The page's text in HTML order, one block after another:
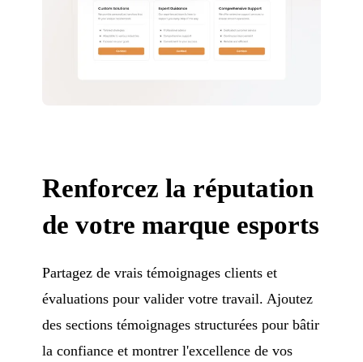
Renforcez la réputation
de votre marque esports
Partagez de vrais témoignages clients et
évaluations pour valider votre travail. Ajoutez
des sections témoignages structurées pour bâtir
la confiance et montrer l'excellence de vos